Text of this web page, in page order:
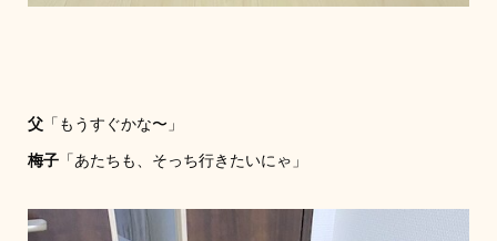
父「もうすぐかな〜」
梅子「あたちも、そっち行きたいにゃ」